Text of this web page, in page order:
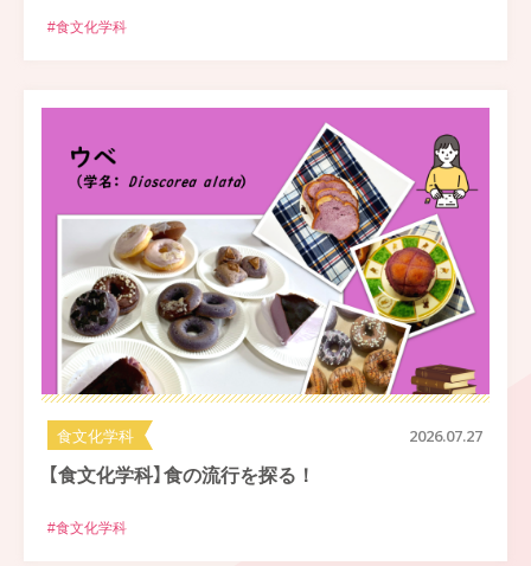
#食文化学科
食文化学科 2026.07.27
【食文化学科】食の流行を探る！
#食文化学科